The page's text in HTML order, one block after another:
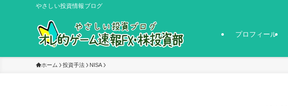
やさしい投資情報ブログ
プロフィール
ホーム 投資手法 NISA